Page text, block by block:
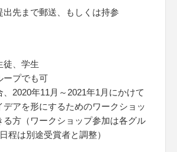
出先まで郵送、もしくは持参
徒、学生
プでも可
2020年11月～2021年1月にかけて
デアを形にするためのワークショッ
る方（ワークショップ参加は各グル
程は別途受賞者と調整）